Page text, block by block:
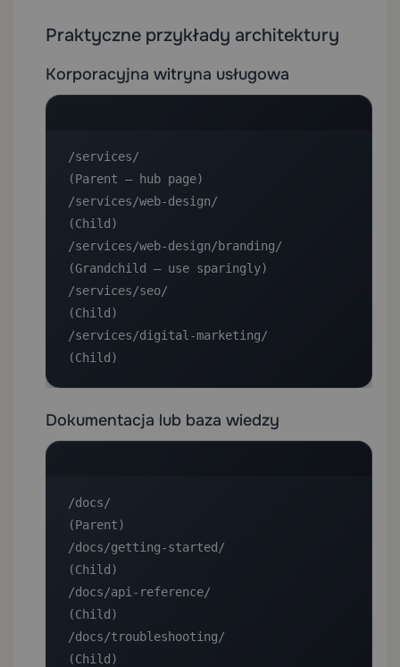
Praktyczne przykłady architektury
Korporacyjna witryna usługowa
/services/
(Parent — hub page)
/services/web-design/
(Child)
/services/web-design/branding/
(Grandchild — use sparingly)
/services/seo/
(Child)
/services/digital-marketing/
(Child)
Dokumentacja lub baza wiedzy
/docs/
(Parent)
/docs/getting-started/
(Child)
/docs/api-reference/
(Child)
/docs/troubleshooting/
(Child)